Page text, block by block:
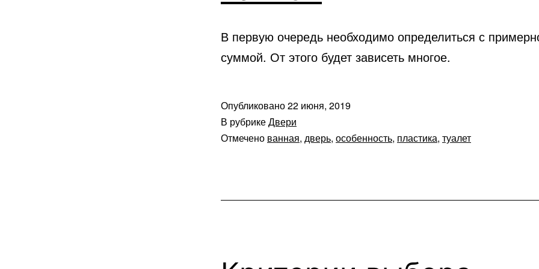
В первую очередь необходимо определиться с
суммой. От этого будет зависеть многое.
Опубликовано22 июня, 2019
В рубрикеДвери
Отмечено ванная, дверь, особенность, пластика, туалет